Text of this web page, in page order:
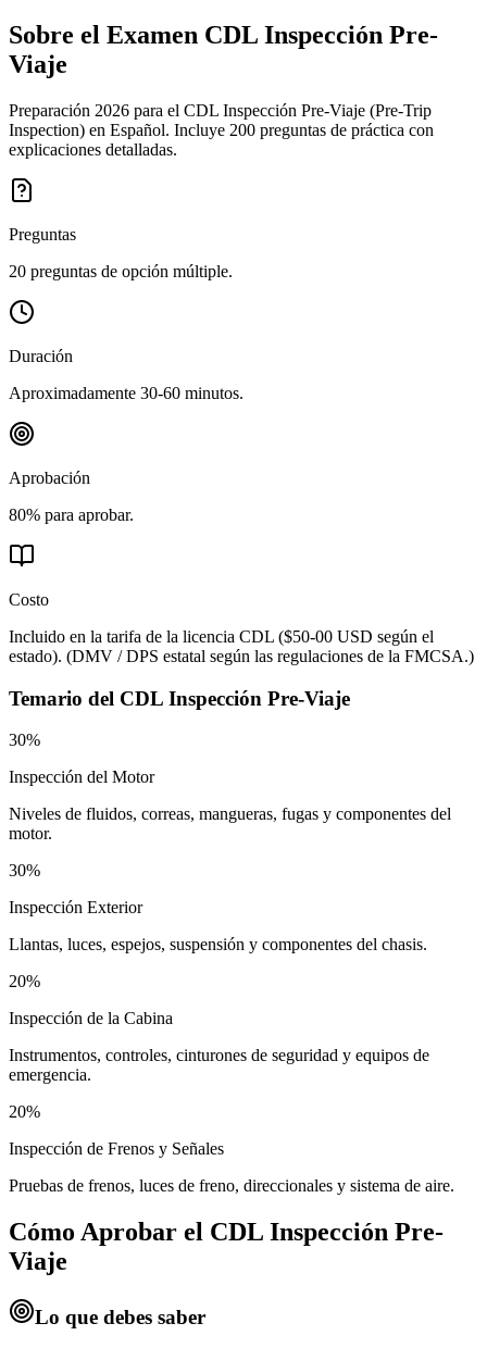
Sobre el Examen CDL Inspección Pre-
Viaje
Preparación 2026 para el CDL Inspección Pre-Viaje (Pre-Trip
Inspection) en Español. Incluye 200 preguntas de práctica con
explicaciones detalladas.
Preguntas
20 preguntas de opción múltiple.
Duración
Aproximadamente 30-60 minutos.
Aprobación
80% para aprobar.
Costo
Incluido en la tarifa de la licencia CDL ($50-00 USD según el
estado). (DMV / DPS estatal según las regulaciones de la FMCSA.)
Temario del CDL Inspección Pre-Viaje
30%
Inspección del Motor
Niveles de fluidos, correas, mangueras, fugas y componentes del
motor.
30%
Inspección Exterior
Llantas, luces, espejos, suspensión y componentes del chasis.
20%
Inspección de la Cabina
Instrumentos, controles, cinturones de seguridad y equipos de
emergencia.
20%
Inspección de Frenos y Señales
Pruebas de frenos, luces de freno, direccionales y sistema de aire.
Cómo Aprobar el CDL Inspección Pre-
Viaje
Lo que debes saber